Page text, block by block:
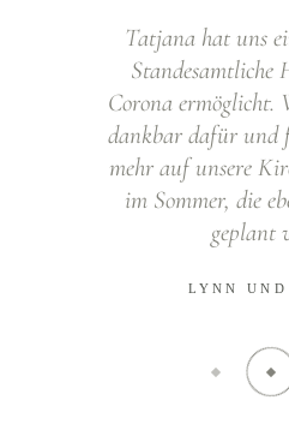
Tatjana hat uns
Standesamtliche
Corona ermöglicht.
dankbar dafür und
mehr auf unsere
im Sommer, die
geplant
LYNN UND